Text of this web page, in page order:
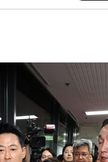
…이병태
지(종합)
만개
4.1%로